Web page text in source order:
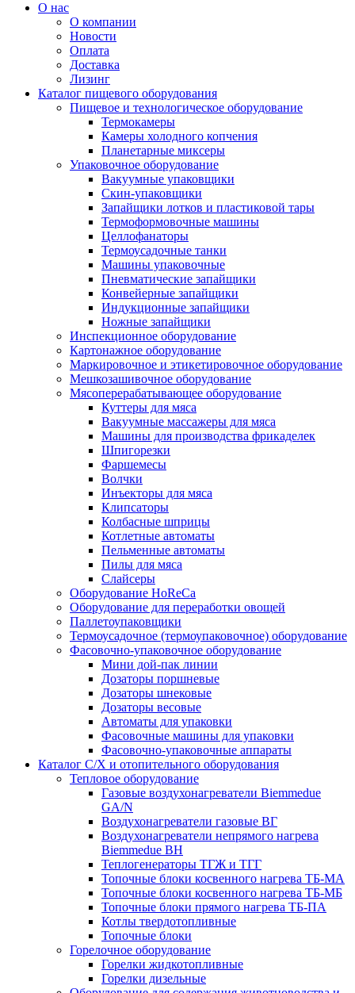
О нас
О компании
Новости
Оплата
Доставка
Лизинг
Каталог пищевого оборудования
Пищевое и технологическое оборудование
Термокамеры
Камеры холодного копчения
Планетарные миксеры
Упаковочное оборудование
Вакуумные упаковщики
Скин-упаковщики
Запайщики лотков и пластиковой тары
Термоформовочные машины
Целлофанаторы
Термоусадочные танки
Машины упаковочные
Пневматические запайщики
Конвейерные запайщики
Индукционные запайщики
Ножные запайщики
Инспекционное оборудование
Картонажное оборудование
Маркировочное и этикетировочное оборудование
Мешкозашивочное оборудование
Мясоперерабатывающее оборудование
Куттеры для мяса
Вакуумные массажеры для мяса
Машины для производства фрикаделек
Шпигорезки
Фаршемесы
Волчки
Инъекторы для мяса
Клипсаторы
Колбасные шприцы
Котлетные автоматы
Пельменные автоматы
Пилы для мяса
Слайсеры
Оборудование HoReCa
Оборудование для переработки овощей
Паллетоупаковщики
Термоусадочное (термоупаковочное) оборудование
Фасовочно-упаковочное оборудование
Мини дой-пак линии
Дозаторы поршневые
Дозаторы шнековые
Дозаторы весовые
Автоматы для упаковки
Фасовочные машины для упаковки
Фасовочно-упаковочные аппараты
Каталог С/Х и отопительного оборудования
Тепловое оборудование
Газовые воздухонагреватели Biemmedue
GA/N
Воздухонагреватели газовые ВГ
Воздухонагреватели непрямого нагрева
Biemmedue BH
Теплогенераторы ТГЖ и ТГГ
Топочные блоки косвенного нагрева ТБ-МА
Топочные блоки косвенного нагрева ТБ-МБ
Топочные блоки прямого нагрева ТБ-ПА
Котлы твердотопливные
Топочные блоки
Горелочное оборудование
Горелки жидкотопливные
Горелки дизельные